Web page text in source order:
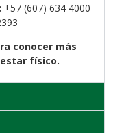
+57 (607) 634 4000
conocer más
físico.